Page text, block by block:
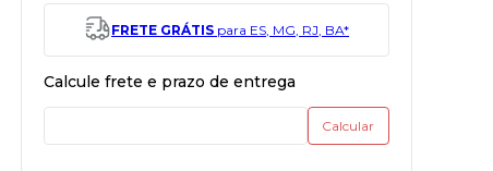
FRETE GRÁTIS para ES, MG, RJ, BA*